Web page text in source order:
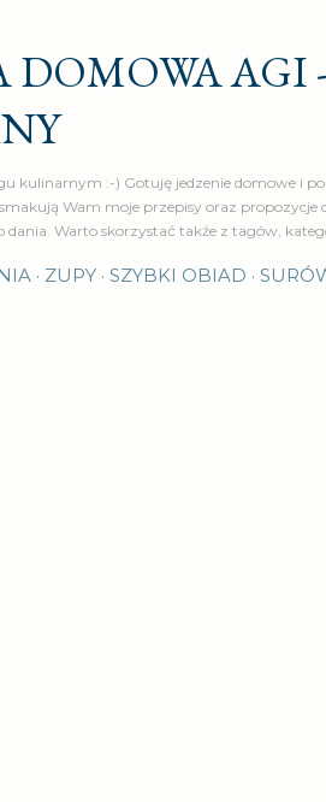
AGI
kulinarnym :-) Gotuję jedzenie domowe i
Wam moje przepisy oraz
dania. Warto skorzystać także z tagów,
ZUPY SZYBKI OBIAD